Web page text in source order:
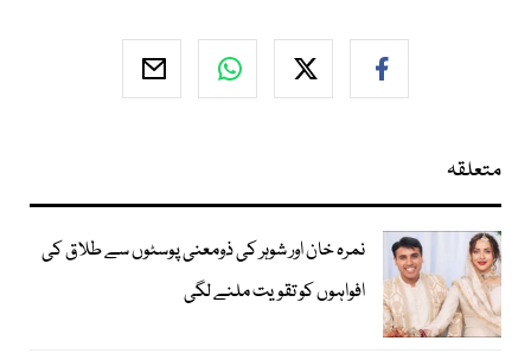
متعلقہ
نمرہ خان اور شوہر کی ذومعنی پوسٹوں سے طلاق کی
افواہوں کو تقویت ملنے لگی